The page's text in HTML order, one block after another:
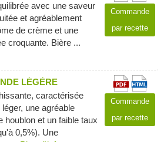
avec une saveur
et agréablement
de crème et une
croquante. Bière ...
Commande
par recette
LÉGÈRE
caractérisée
une agréable
houblon et un faible taux
0,5%). Une
Commande
par recette